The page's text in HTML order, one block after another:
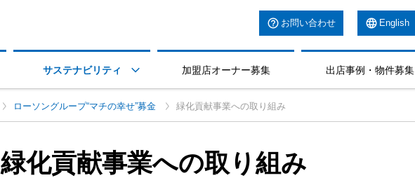
お問い合わせ English
サステナビリティ  加盟店オーナー募集 出店事例・物件募集
ローソングループ“マチの幸せ”募金 緑化貢献事業への取り組み
緑化貢献事業への取り組み